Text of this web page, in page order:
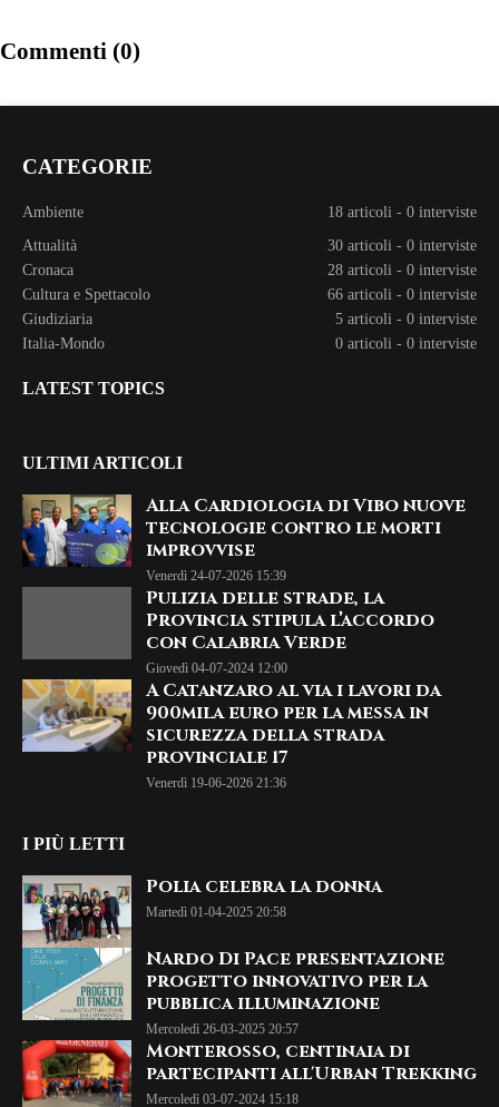
Commenti (0)
CATEGORIE
Ambiente 18 articoli - 0 interviste
Attualità
30 articoli - 0 interviste
Cronaca
28 articoli - 0 interviste
Cultura e Spettacolo
66 articoli - 0 interviste
Giudiziaria
5 articoli - 0 interviste
Italia-Mondo
0 articoli - 0 interviste
LATEST TOPICS
ULTIMI ARTICOLI
Alla Cardiologia di Vibo nuove
tecnologie contro le morti
improvvise
Venerdì 24-07-2026 15:39
Pulizia delle strade, la
Provincia stipula l’accordo
con Calabria Verde
Giovedì 04-07-2024 12:00
A Catanzaro al via i lavori da
900mila euro per la messa in
sicurezza della strada
provinciale 17
Venerdì 19-06-2026 21:36
I PIÙ LETTI
Polia celebra la donna
Martedì 01-04-2025 20:58
Nardo Di Pace presentazione
progetto innovativo per la
pubblica illuminazione
Mercoledì 26-03-2025 20:57
Monterosso, centinaia di
partecipanti all'Urban Trekking
Mercoledì 03-07-2024 15:18